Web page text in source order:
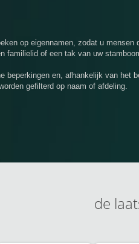
op eigennamen, zodat u mensen
familielid of een tak van uw
beperkingen en, afhankelijk van het
gefilterd op naam of afdeling.
de